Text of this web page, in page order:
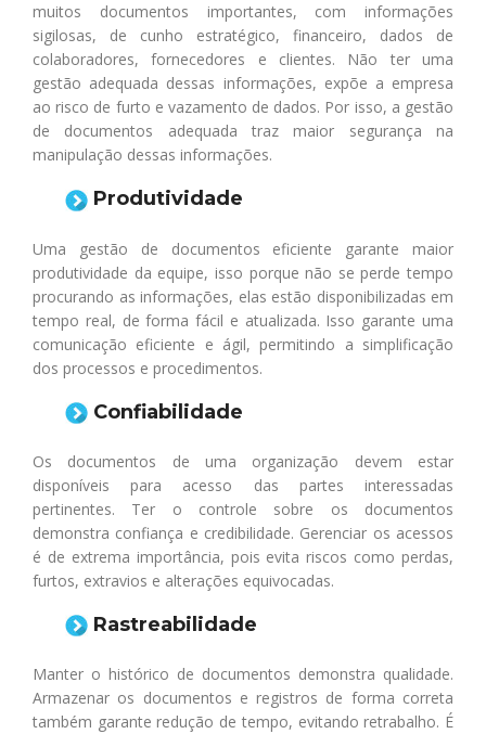
muitos documentos importantes, com informações
sigilosas, de cunho estratégico, financeiro, dados de
colaboradores, fornecedores e clientes. Não ter uma
gestão adequada dessas informações, expõe a empresa
ao risco de furto e vazamento de dados. Por isso, a gestão
de documentos adequada traz maior segurança na
manipulação dessas informações.
Produtividade
Uma gestão de documentos eficiente garante maior
produtividade da equipe, isso porque não se perde tempo
procurando as informações, elas estão disponibilizadas em
tempo real, de forma fácil e atualizada. Isso garante uma
comunicação eficiente e ágil, permitindo a simplificação
dos processos e procedimentos.
Confiabilidade
Os documentos de uma organização devem estar
disponíveis para acesso das partes interessadas
pertinentes. Ter o controle sobre os documentos
demonstra confiança e credibilidade. Gerenciar os acessos
é de extrema importância, pois evita riscos como perdas,
furtos, extravios e alterações equivocadas.
Rastreabilidade
Manter o histórico de documentos demonstra qualidade.
Armazenar os documentos e registros de forma correta
também garante redução de tempo, evitando retrabalho. É